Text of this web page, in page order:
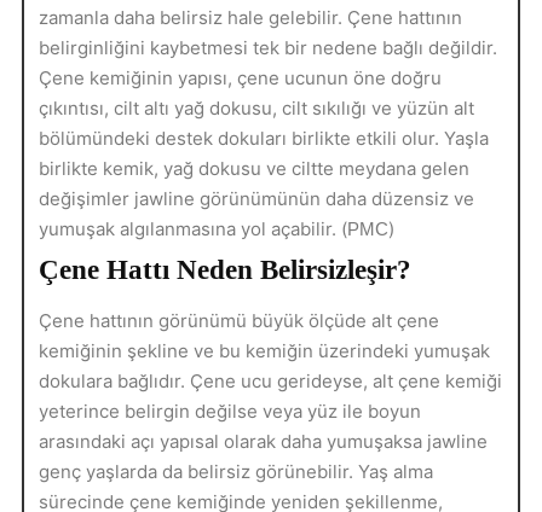
zamanla daha belirsiz hale gelebilir. Çene hattının
belirginliğini kaybetmesi tek bir nedene bağlı değildir.
Çene kemiğinin yapısı, çene ucunun öne doğru
çıkıntısı, cilt altı yağ dokusu, cilt sıkılığı ve yüzün alt
bölümündeki destek dokuları birlikte etkili olur. Yaşla
birlikte kemik, yağ dokusu ve ciltte meydana gelen
değişimler jawline görünümünün daha düzensiz ve
yumuşak algılanmasına yol açabilir. (PMC)
Çene Hattı Neden Belirsizleşir?
Çene hattının görünümü büyük ölçüde alt çene
kemiğinin şekline ve bu kemiğin üzerindeki yumuşak
dokulara bağlıdır. Çene ucu gerideyse, alt çene kemiği
yeterince belirgin değilse veya yüz ile boyun
arasındaki açı yapısal olarak daha yumuşaksa jawline
genç yaşlarda da belirsiz görünebilir. Yaş alma
sürecinde çene kemiğinde yeniden şekillenme,